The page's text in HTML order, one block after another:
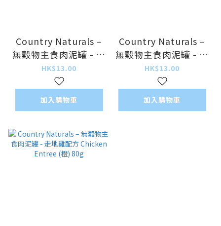
Country Naturals –
無穀物主食肉泥罐 - 深
海魚配方 White Fish
Entrée (藍) 80g
HK$13.00
加入購物車
Country Naturals –
無穀物主食肉泥罐 - 吞
拿魚配方 Tuna
Entrée (湖水綠) 80g
HK$13.00
加入購物車